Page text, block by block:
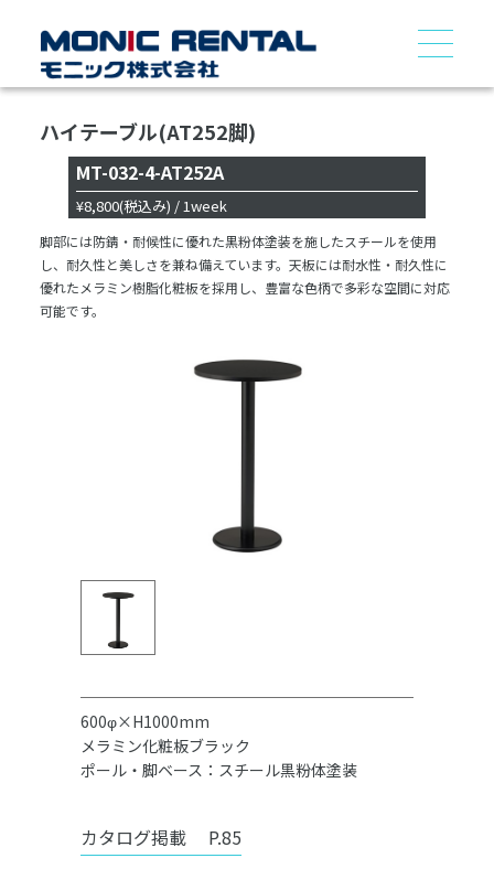
ハイテーブル(AT252脚)
MT-032-4-AT252A
¥8,800(税込み) / 1week
脚部には防錆・耐候性に優れた黒粉体塗装を施したスチールを使用
し、耐久性と美しさを兼ね備えています。天板には耐水性・耐久性に
優れたメラミン樹脂化粧板を採用し、豊富な色柄で多彩な空間に対応
可能です。
600φ×H1000mm
メラミン化粧板ブラック
ポール・脚ベース：スチール黒粉体塗装
カタログ掲載 P.85